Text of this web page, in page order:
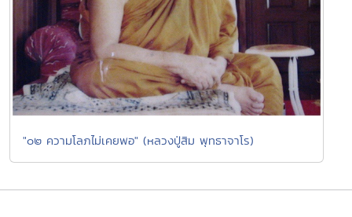
"๐๒ ความโลภไม่เคยพอ" (หลวงปู่สิม พุทธาจาโร)